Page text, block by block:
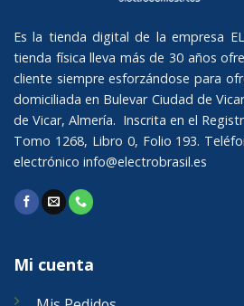
Es la tienda digital de la empresa
tienda física lleva más de 30 años
cliente siempre esforzándose para
domiciliada en Bulevar Ciudad de
de Vicar, Almería. Inscrita en el
Tomo 1268, Libro 0, Folio 193.
electrónico info@electrobrasil.es
Mi cuenta